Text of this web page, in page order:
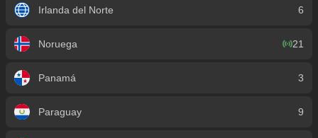
Irlanda del Norte 6
Noruega 21
Panamá 3
Paraguay 9